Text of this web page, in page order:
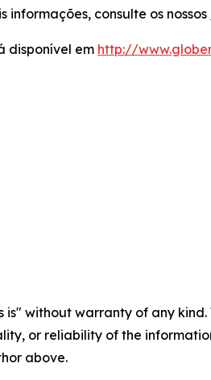
consulte os nossos
disponível em http://
is" without warranty of any
or reliability of the
above.